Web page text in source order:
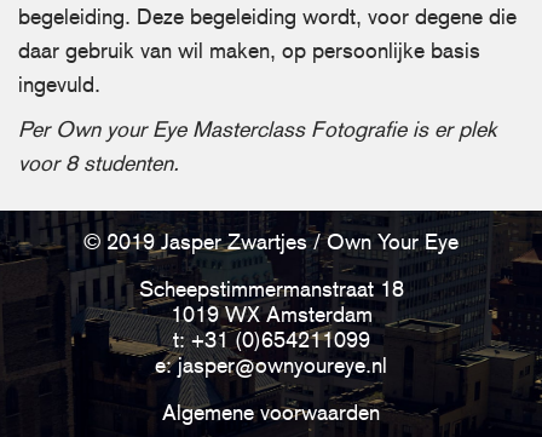
begeleiding. Deze begeleiding wordt, voor degene die
daar gebruik van wil maken, op persoonlijke basis
ingevuld.
Per Own your Eye Masterclass Fotografie is er plek
voor 8 studenten.
© 2019 Jasper Zwartjes / Own Your Eye
Scheepstimmermanstraat 18
1019 WX Amsterdam
t:+31 (0)654211099
e:jasper@ownyoureye.nl
Algemene voorwaarden